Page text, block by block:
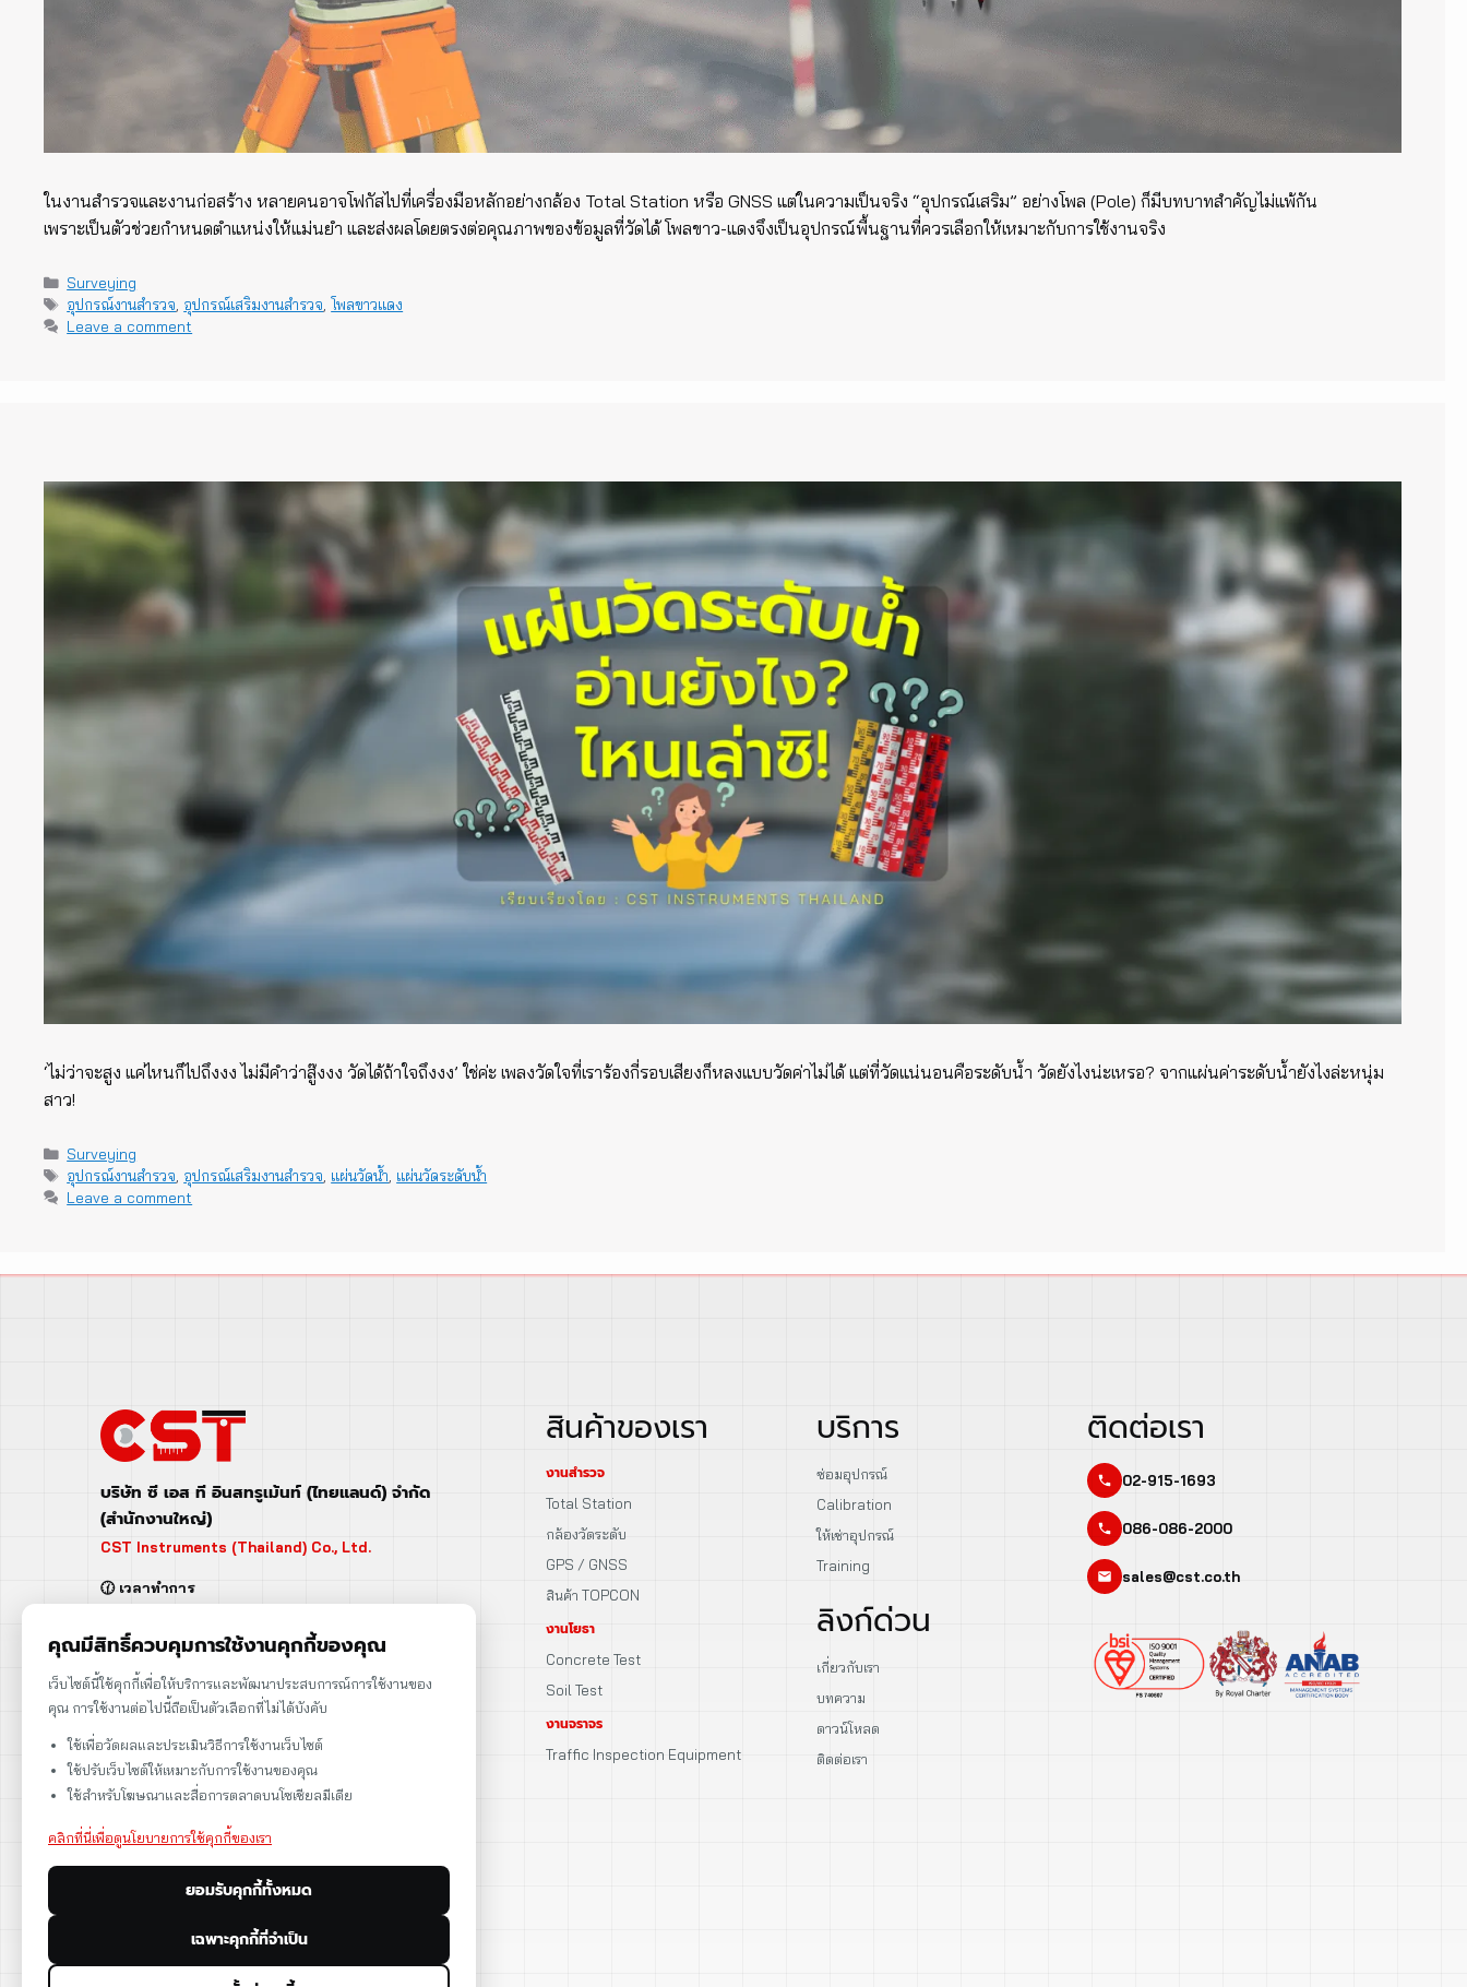
ในงานสำรวจและงานก่อสร้าง หลายคนอาจโฟกัสไปที่เครื่องมือหลักอย่างกล้อง Total Station หรือ GNSS แต่ในความเป็นจริง “อุปกรณ์เสริม” อย่างโพล (Pole) ก็มีบทบาทสำคัญไม่แพ้กัน
เพราะเป็นตัวช่วยกำหนดตำแหน่งให้แม่นยำ และส่งผลโดยตรงต่อคุณภาพของข้อมูลที่วัดได้ โพลขาว-แดงจึงเป็นอุปกรณ์พื้นฐานที่ควรเลือกให้เหมาะกับการใช้งานจริง
Categories
Surveying
Tags
อุปกรณ์งานสำรวจ อุปกรณ์เสริมงานสำรวจ ,โพลขาวแดง
Leave a comment
‘ไม่ว่าจะสูง แค่ไหนก็ไปถึงงง ไม่มีคำว่าสู๊งงง วัดได้ถ้าใจถึงงง’ ใช่ค่ะ เพลงวัดใจที่เราร้องกี่รอบเสียงก็หลงแบบวัดค่าไม่ได้ แต่ที่วัดแน่นอนคือระดับน้ำ วัดยังไงน่ะเหรอ? จากแผ่นค่าระดับน้ำยังไงล่ะหนุ่ม
สาว!
Categories
Surveying
Tags
อุปกรณ์งานสำรวจ อุปกรณ์เสริมงานสำรวจ แผ่นวัดน้ำ แผ่นวัดระดับน้ำ
Leave a comment
บริษัท ซี เอส ที อินสทรูเม้นท์ (ไทยแลนด์) จำกัด
(สำนักงานใหญ่)
CST Instruments (Thailand) Co., Ltd.
🕜 เวลาทำการ
เสาร์ | 08:00 - 12:00
📍 95 ถ.ร่มเกล้า แขวงคลองสามประเวศ
เขตลาดกระบัง กรุงเทพฯ 10520
Ladkrabang, Bangkok, Thailand 10520
เลขประจำตัวผู้เสียภาษี: 0105566170152
ดูแผนที่
สินค้าของเรา
งานสำรวจ
Total Station
กล้องวัดระดับ
GPS / GNSS
สินค้า TOPCON
งานโยธา
Concrete Test
Soil Test
งานจราจร
Traffic Inspection Equipment
บริการ
ซ่อมอุปกรณ์
Calibration
ให้เช่าอุปกรณ์
Training
ลิงก์ด่วน
เกี่ยวกับเรา
บทความ
ดาวน์โหลด
ติดต่อเรา
ติดต่อเรา
02-915-1693
086-086-2000
sales@cst.co.th
คุณมีสิทธิ์ควบคุมการใช้งานคุกกี้ของคุณ
เว็บไซต์นี้ใช้คุกกี้เพื่อให้บริการและพัฒนาประสบการณ์การใช้งานของ
คุณ การใช้งานต่อไปนี้ถือเป็นตัวเลือกที่ไม่ได้บังคับ
ใช้เพื่อวัดผลและประเมินวิธีการใช้งานเว็บไซต์
ใช้ปรับเว็บไซต์ให้เหมาะกับการใช้งานของคุณ
ใช้สำหรับโฆษณาและสื่อการตลาดบนโซเชียลมีเดีย
คลิกที่นี่เพื่อดูนโยบายการใช้คุกกี้ของเรา
ยอมรับคุกกี้ทั้งหมด
เฉพาะคุกกี้ที่จำเป็น